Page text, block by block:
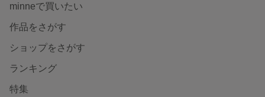
minneで買いたい
作品をさがす
ショップをさがす
ランキング
特集